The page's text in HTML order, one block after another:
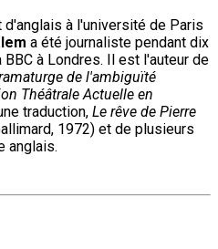
à l'université de Paris
a été journaliste pendant dix
à Londres. Il est l'auteur de
de l'ambiguïté
Théâtrale Actuelle en
traduction, Le rêve de Pierre
1972) et de plusieurs
anglais.